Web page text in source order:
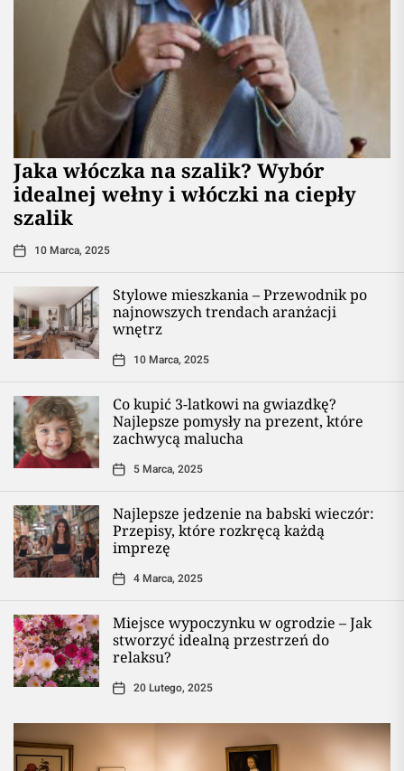
Jaka włóczka na szalik? Wybór
idealnej wełny i włóczki na ciepły
szalik
10 Marca, 2025
Stylowe mieszkania – Przewodnik po
najnowszych trendach aranżacji
wnętrz
10 Marca, 2025
Co kupić 3-latkowi na gwiazdkę?
Najlepsze pomysły na prezent, które
zachwycą malucha
5 Marca, 2025
Najlepsze jedzenie na babski wieczór:
Przepisy, które rozkręcą każdą
imprezę
4 Marca, 2025
Miejsce wypoczynku w ogrodzie – Jak
stworzyć idealną przestrzeń do
relaksu?
20 Lutego, 2025